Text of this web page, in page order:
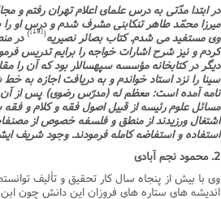
در ابتدا مدّتى به درس علماى اعلام تهران رفتم
میرزا محمّد طاهر تنکابنى مشرف شدم و درس او را
وى مستفید مى شدم. کتاب بصائر نصیریه(
[19]
)در
کردم و نیز شرح اشارات خواجه را برایم تدریس
دیگر در کتابخانه مؤسسه سپهسالار بود که آن را
سینا را نزد استاد خواندم و به دریافت اجازه
نامه آمده است: معظم له (مدرّس رضوى) پس از آن
مسائل علوم رئیسه از قبیل اصول فقه و کلام و
اشتغال ورزیدند از منطق و فلسفه خصوص از
استفاده و استفاضه کامله فرمودند. وجود شریف
2. محمود نجم آبادى
وى با بیش از پنجاه سال کار تحقیق و تألیف
اندیشه هاى ستاره هاى فروزان این دانش چون ابن